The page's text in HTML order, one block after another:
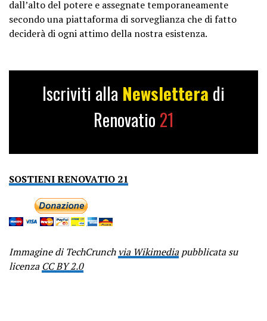
dall’alto del potere e assegnate temporaneamente
secondo una piattaforma di sorveglianza che di fatto
deciderà di ogni attimo della nostra esistenza.
Iscriviti alla Newslettera di
Renovatio 21
SOSTIENI RENOVATIO 21
Immagine di TechCrunchvia Wikimediapubblicata su
licenza CC BY 2.0